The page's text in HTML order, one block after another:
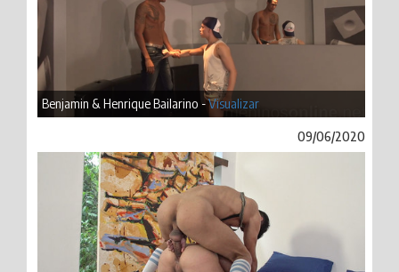
Benjamin & Henrique Bailarino -Visualizar
09/06/2020